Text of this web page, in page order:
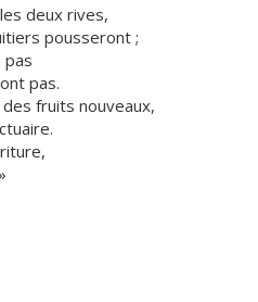
deux rives,
pousseront ;
pas
pas.
fruits nouveaux,